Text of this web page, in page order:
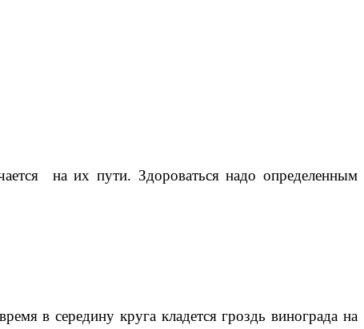
на их пути. Здороваться надо определенным
в середину круга кладется гроздь винограда на